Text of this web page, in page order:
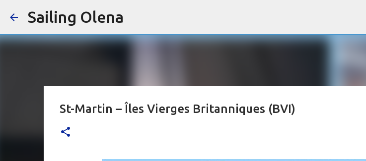
Sailing Olena
St-Martin – Îles Vierges Britanniques (BVI)